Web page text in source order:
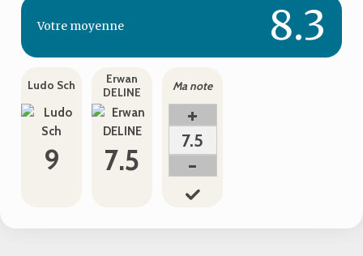
Votre moyenne 8.3
Ludo Sch
9
Erwan
DELINE
7.5
Ma note
+
7.5
-